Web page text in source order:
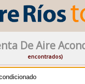
De Aire
encontrados)